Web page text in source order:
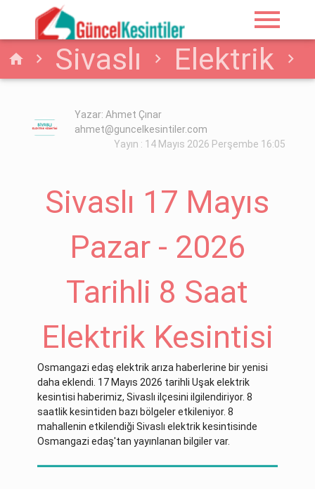
menu
home Sivaslı
Elektrik
Sivaslı 17 Mayıs Pazar
- 2026 Tarihli 8 Saat
Elektrik Kesintisi
Yazar: Ahmet Çınar
ahmet@guncelkesintiler.com
Yayın : 14 Mayıs 2026 Perşembe 16:05
Sivaslı 17 Mayıs
Pazar - 2026
Tarihli 8 Saat
Elektrik Kesintisi
Osmangazi edaş elektrik arıza haberlerine bir yenisi
daha eklendi. 17 Mayıs 2026 tarihli Uşak elektrik
kesintisi haberimiz, Sivaslı ilçesini ilgilendiriyor. 8
saatlik kesintiden bazı bölgeler etkileniyor. 8
mahallenin etkilendiği Sivaslı elektrik kesintisinde
Osmangazi edaş'tan yayınlanan bilgiler var.